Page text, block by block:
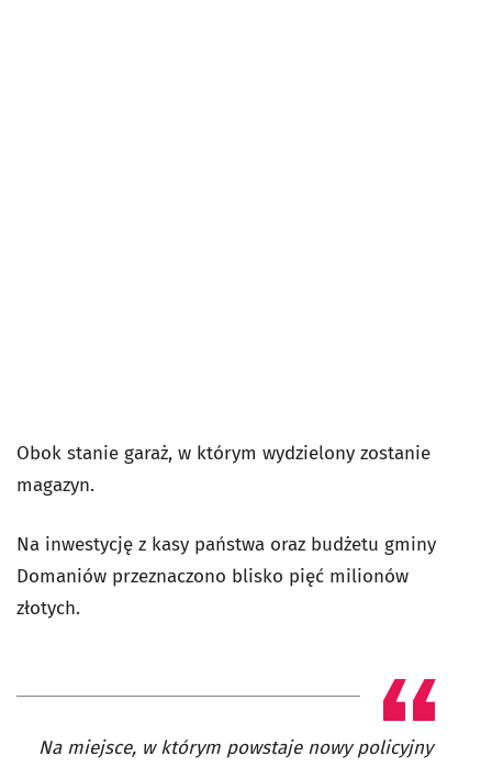
Obok stanie garaż, w którym wydzielony zostanie
magazyn.
Na inwestycję z kasy państwa oraz budżetu gminy
Domaniów przeznaczono blisko pięć milionów
złotych.
Na miejsce, w którym powstaje nowy policyjny